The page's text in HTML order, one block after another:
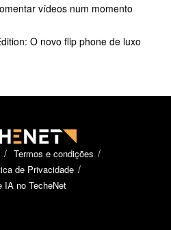
vídeos num momento
O novo flip phone de luxo
Termos e condições
de Privacidade
IA no TecheNet